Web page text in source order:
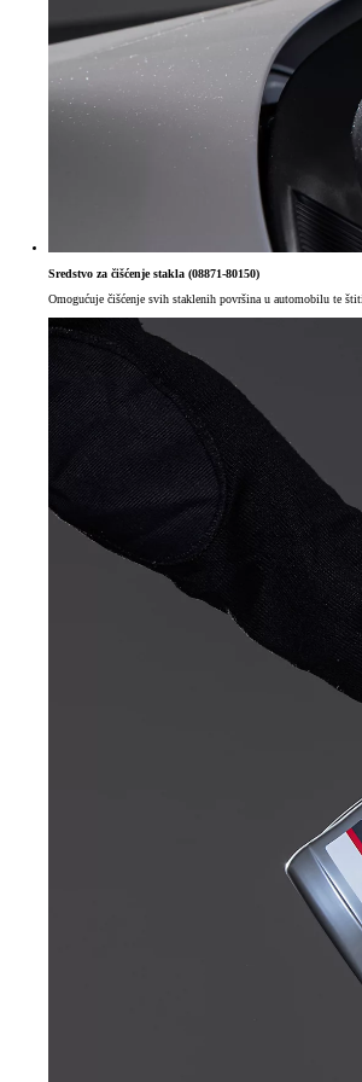
Sredstvo za čišćenje stakla (08871-80150)
Omogućuje čišćenje svih staklenih površina u automobilu te